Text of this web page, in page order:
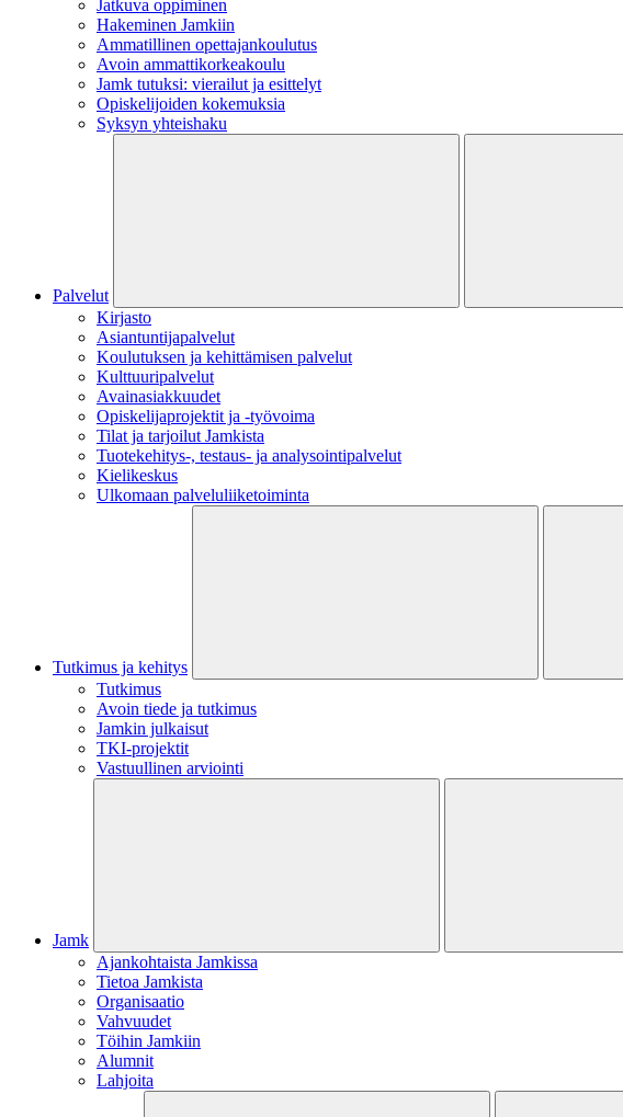
Jatkuva oppiminen
Hakeminen Jamkiin
Ammatillinen opettajankoulutus
Avoin ammattikorkeakoulu
Jamk tutuksi: vierailut ja esittelyt
Opiskelijoiden kokemuksia
Syksyn yhteishaku
Palvelut
Kirjasto
Asiantuntijapalvelut
Koulutuksen ja kehittämisen palvelut
Kulttuuripalvelut
Avainasiakkuudet
Opiskelijaprojektit​ ja -työvoima
Tilat ja tarjoilut Jamkista
Tuotekehitys-, testaus- ja analysointipalvelut
Kielikeskus
Ulkomaan palveluliiketoiminta
Tutkimus ja kehitys
Tutkimus
Avoin tiede ja tutkimus
Jamkin julkaisut
TKI-projektit
Vastuullinen arviointi
Jamk
Ajankohtaista Jamkissa
Tietoa Jamkista
Organisaatio
Vahvuudet
Töihin Jamkiin
Alumnit
Lahjoita